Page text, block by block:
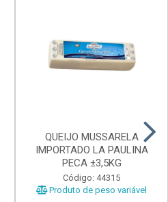
QUEIJO MUSSARELA
IMPORTADO LA PAULINA
PECA ±3,5KG
Código: 44315
Produto de peso variável